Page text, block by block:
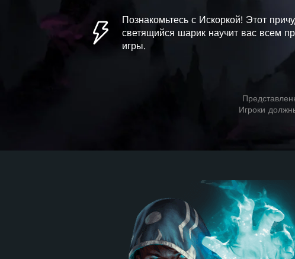
Познакомьтесь с Искоркой! Этот
светящийся шарик научит вас всем
игры.
Игроки